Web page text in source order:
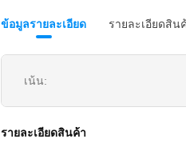
ข้อมูลรายละเอียด รายละเอียดสิน
เน้น:
รายละเอียดสินค้า